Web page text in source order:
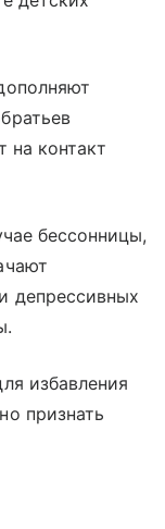
на контакт
бессонницы,
депрессивных
избавления
признать